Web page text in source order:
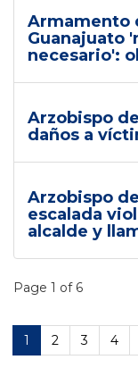
Armamento
Guanajuato
necesario':
Arzobispo
daños a
Arzobispo
escalada
alcalde y
Page 1 of 6
1 2 3 4